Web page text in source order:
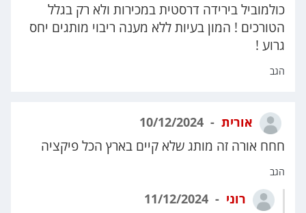
כולמוביל בירידה דרסטית במכירות ולא רק בגלל
הטורכים ! המון בעיות ללא מענה ריבוי מותגים יחס
גרוע !
הגב
אורית
חחח אורה זה מותג שלא קיים בארץ הכל פיקציה
הגב
רוני